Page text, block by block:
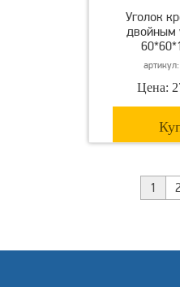
Уголок
двойным
артикул:
Цена:
1